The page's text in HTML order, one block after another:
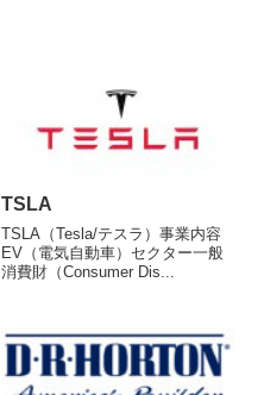
TSLA
TSLA（Tesla/テスラ）事業内容
EV（電気自動車）セクター一般
消費財（Consumer Dis...